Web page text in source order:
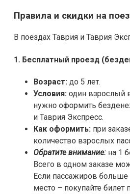
Правила и скидки на
В поездах Таврия и Таврия
1. Бесплатный проезд
Возраст: до 5 лет.
Условия: один взрослый
нужно оформить
и Таврия Экспресс.
Как оформить: при
количество взрослых
Обратите внимание: на 1
Всего в одном заказе
Если пассажиров
место – покупайте билет